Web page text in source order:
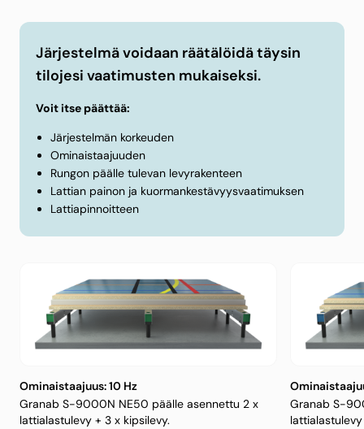
ominaistaajuus on jopa 10 Hz.
Järjestelmä voidaan räätälöidä täysin
tilojesi vaatimusten mukaiseksi.
Voit itse päättää:
Järjestelmän korkeuden
Ominaistaajuuden
Rungon päälle tulevan levyrakenteen
Lattian painon ja kuormankestävyysvaatimuksen
Lattiapinnoitteen
Ominaistaajuus: 10 Hz
Granab S-9000N NE50 päälle asennettu 2 x
lattialastulevy + 3 x kipsilevy.
Granab S-